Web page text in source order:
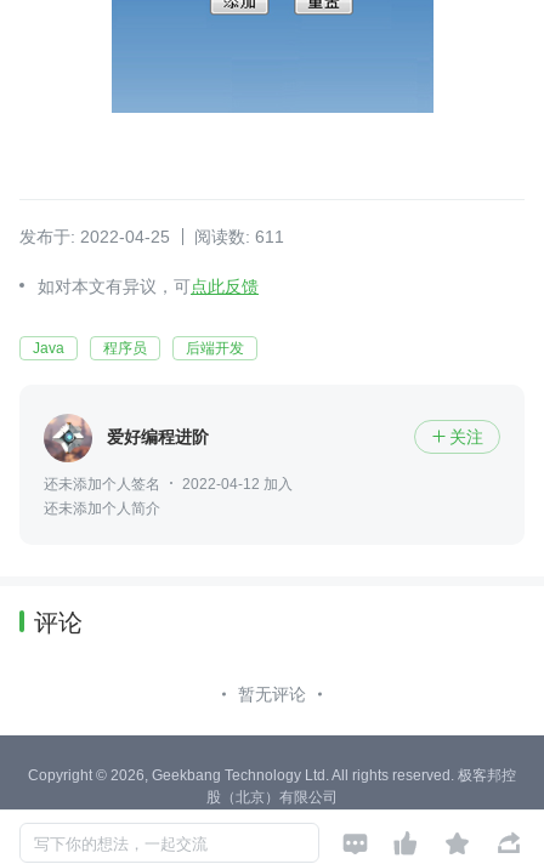
发布于: 2022-04-25 阅读数: 611
如对本文有异议，可点此反馈
Java 程序员 后端开发
爱好编程进阶  关注
还未添加个人签名
2022-04-12 加入
还未添加个人简介
评论
暂无评论
写下你的想法，一起交流    
Copyright © 2026, Geekbang Technology Ltd. All rights reserved. 极客邦控
股（北京）有限公司